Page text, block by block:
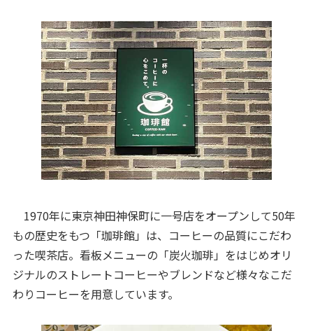
1970年に東京神田神保町に一号店をオープンして50年
もの歴史をもつ「珈琲館」は、コーヒーの品質にこだわ
った喫茶店。看板メニューの「炭火珈琲」をはじめオリ
ジナルのストレートコーヒーやブレンドなど様々なこだ
わりコーヒーを用意しています。